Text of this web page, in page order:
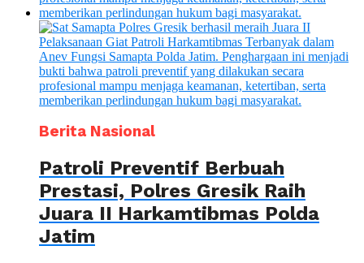
Berita Nasional
Patroli Preventif Berbuah
Prestasi, Polres Gresik Raih
Juara II Harkamtibmas Polda
Jatim